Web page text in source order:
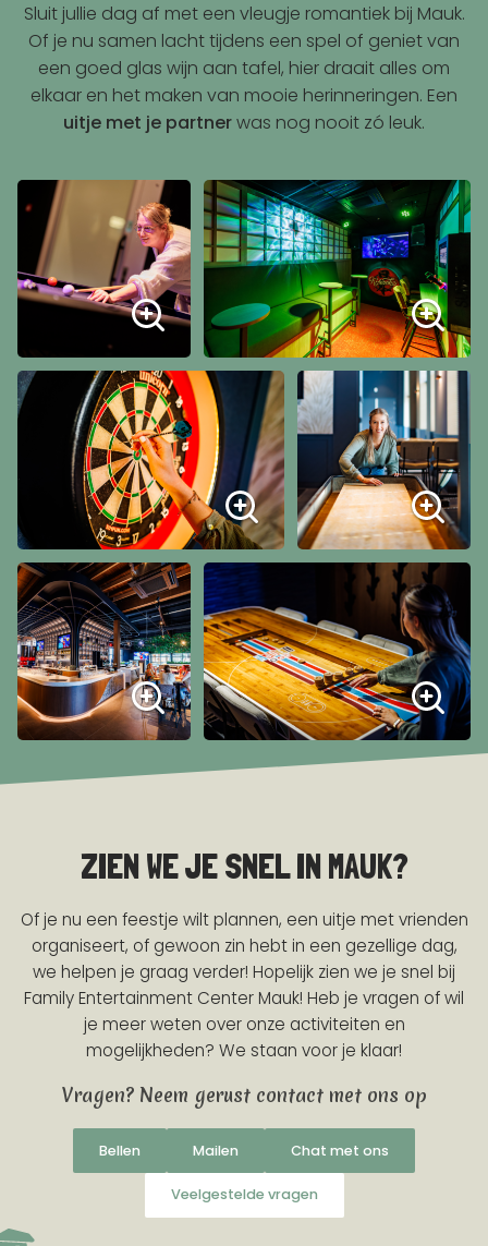
Sluit jullie dag af met een vleugje romantiek bij Mauk.
Of je nu samen lacht tijdens een spel of geniet van
een goed glas wijn aan tafel, hier draait alles om
elkaar en het maken van mooie herinneringen. Een
uitje met je partnerwas nog nooit zó leuk.
ZIEN WE JE SNEL IN MAUK?
Of je nu een feestje wilt plannen, een uitje met vrienden
organiseert, of gewoon zin hebt in een gezellige dag,
we helpen je graag verder! Hopelijk zien we je snel bij
Family Entertainment Center Mauk! Heb je vragen of wil
je meer weten over onze activiteiten en
mogelijkheden? We staan voor je klaar!
Vragen? Neem gerust contact met ons op
Bellen Mailen Chat met ons
Veelgestelde vragen